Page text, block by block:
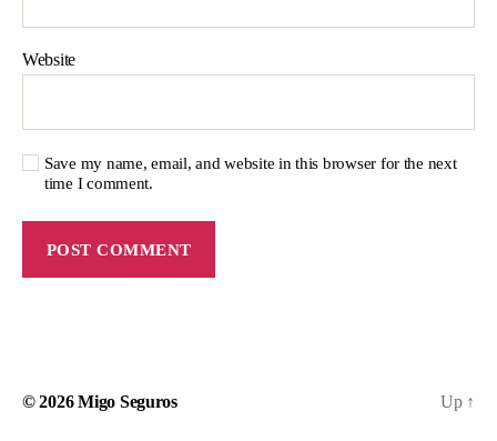
Website
Save my name, email, and website in this browser for the next
time I comment.
© 2026Migo Seguros Up ↑